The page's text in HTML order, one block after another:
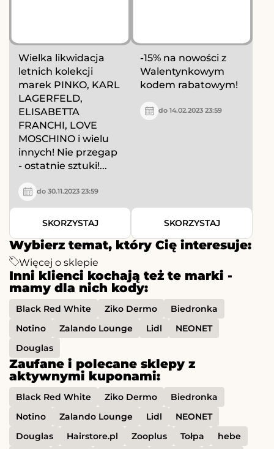
Wybierz temat, który Cię interesuje:
Więcej o sklepie
Inni klienci kochają też te marki -
mamy dla nich kody:
Black Red White Ziko Dermo
Biedronka
Notino
Zalando Lounge Lidl
NEONET
Douglas
Zaufane i polecane sklepy z
aktywnymi kuponami:
Black Red White Ziko Dermo
Biedronka
Notino
Zalando Lounge Lidl
NEONET
Douglas
Hairstore.pl Zooplus Tołpa
hebe
Wielka likwidacja
letnich kolekcji
marek PINKO, KARL
LAGERFELD,
ELISABETTA
FRANCHI, LOVE
MOSCHINO i wielu
innych! Nie przegap
- ostatnie sztuki!...
do 30.11.2023 23:59
SKORZYSTAJ
-15% na nowości z
Walentynkowym
kodem rabatowym!
do 14.02.2023 23:59
SKORZYSTAJ